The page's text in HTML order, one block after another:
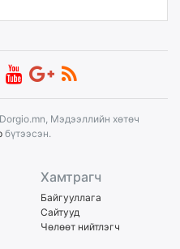
Мэдээллийн хөтөч
бүтээсэн.
Хамтрагч
Байгууллага
Сайтууд
Чөлөөт нийтлэгч